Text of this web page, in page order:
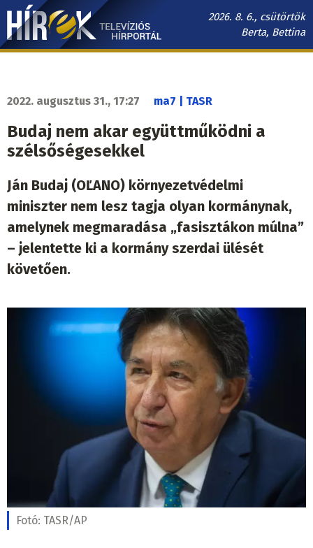
Ugrás
tartalomra
2026. 8. 6., csütörtök
Berta, Bettina
Hírek.sk
2022. augusztus 31., 17:27 ma7 | TASR
Budaj nem akar együttműködni a
szélsőségesekkel
Ján Budaj (OĽANO) környezetvédelmi
miniszter nem lesz tagja olyan kormánynak,
amelynek megmaradása „fasisztákon múlna”
– jelentette ki a kormány szerdai ülését
követően.
Fotó: TASR/AP